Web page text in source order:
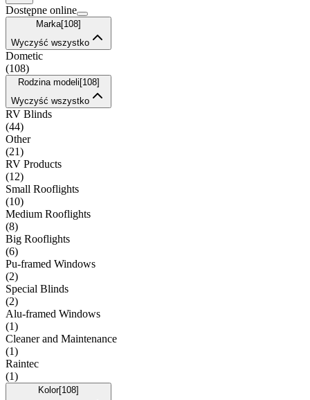
Dostępne online
Marka[108]
Wyczyść wszystko
Dometic
(108)
Rodzina modeli [108]
Wyczyść wszystko
RV Blinds
(44)
Other
(21)
RV Products
(12)
Small Rooflights
(10)
Medium Rooflights
(8)
Big Rooflights
(6)
Pu-framed Windows
(2)
Special Blinds
(2)
Alu-framed Windows
(1)
Cleaner and Maintenance
(1)
Raintec
(1)
Kolor[108]